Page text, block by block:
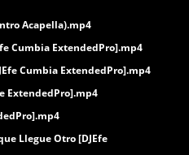
Acapella).mp4
Cumbia ExtendedPro].mp4
Cumbia ExtendedPro].mp4
ExtendedPro].mp4
Llegue Otro [DJEfe